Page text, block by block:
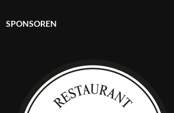
SPONSOREN